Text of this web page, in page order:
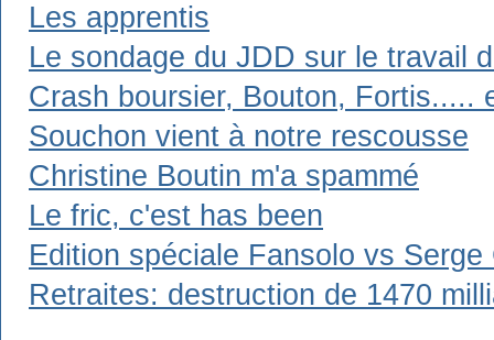
Les apprentis
Le sondage du JDD sur le travail
Crash boursier, Bouton, Fortis.....
Souchon vient à notre rescousse
Christine Boutin m'a spammé
Le fric, c'est has been
Edition spéciale Fansolo vs Serge
Retraites: destruction de 1470